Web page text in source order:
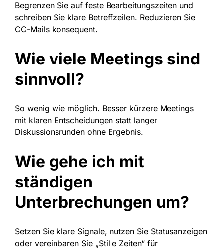
Begrenzen Sie auf feste Bearbeitungszeiten und
schreiben Sie klare Betreffzeilen. Reduzieren Sie
CC-Mails konsequent.
Wie viele Meetings sind
sinnvoll?
So wenig wie möglich. Besser kürzere Meetings
mit klaren Entscheidungen statt langer
Diskussionsrunden ohne Ergebnis.
Wie gehe ich mit
ständigen
Unterbrechungen um?
Setzen Sie klare Signale, nutzen Sie Statusanzeigen
oder vereinbaren Sie „Stille Zeiten“ für